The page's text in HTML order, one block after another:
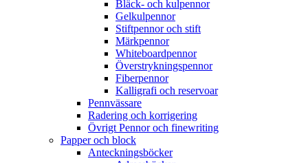
Bläck- och kulpennor
Gelkulpennor
Stiftpennor och stift
Märkpennor
Whiteboardpennor
Överstrykningspennor
Fiberpennor
Kalligrafi och reservoar
Pennvässare
Radering och korrigering
Övrigt Pennor och finewriting
Papper och block
Anteckningsböcker